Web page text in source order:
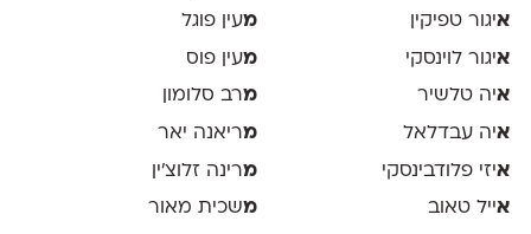
איגור טפיקין
איגור לוינסקי
איה טלשיר
איה עבדלאל
איזי פלודבינסקי
אייל טאוב
מעין פוגל
מעין פוס
מרב סלומון
מריאנה יאר
מרינה זלוצ׳ין
משכית מאור